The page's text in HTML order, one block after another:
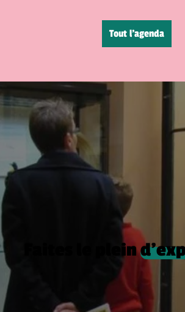
Tout l’agenda
Faites le plein